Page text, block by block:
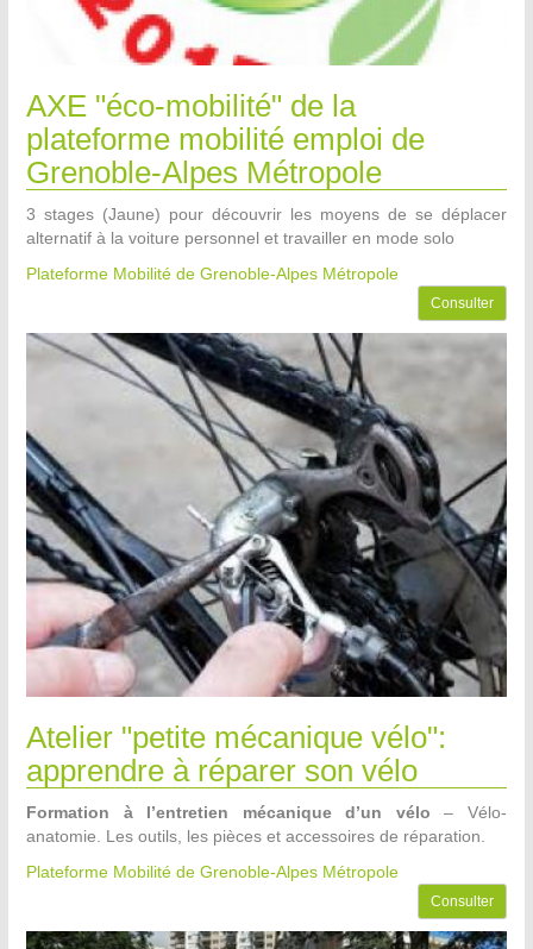
AXE "éco-mobilité" de la
plateforme mobilité emploi de
Grenoble-Alpes Métropole
3 stages (Jaune) pour découvrir les moyens de se déplacer
alternatif à la voiture personnel et travailler en mode solo
Plateforme Mobilité de Grenoble-Alpes Métropole
Consulter
Atelier "petite mécanique vélo":
apprendre à réparer son vélo
Formation à l’entretien mécanique d’un vélo – Vélo-
anatomie. Les outils, les pièces et accessoires de réparation.
Plateforme Mobilité de Grenoble-Alpes Métropole
Consulter